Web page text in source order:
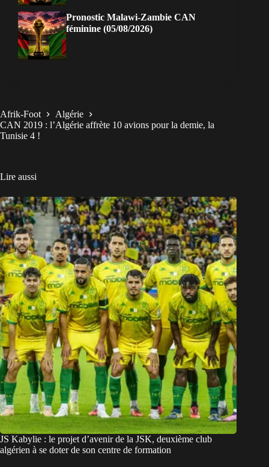
Pronostic Malawi-Zambie CAN
féminine (05/08/2026)
Afrik-Foot
Algérie
CAN 2019 : l’Algérie affrète 10 avions pour la demie, la
Tunisie 4 !
Lire aussi
JS Kabylie : le projet d’avenir de la JSK, deuxième club
algérien à se doter de son centre de formation